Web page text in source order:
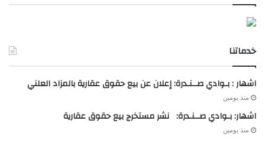
خدماتنا
اشهار : بـوادي صــنـدرة: إعلان عن بيع حقوق عقارية بالمزاد العلني
منذ يومين
اشهار: بـوادي صــنـدرة: نشر مستخرج بيع حقوق عقارية
منذ يومين